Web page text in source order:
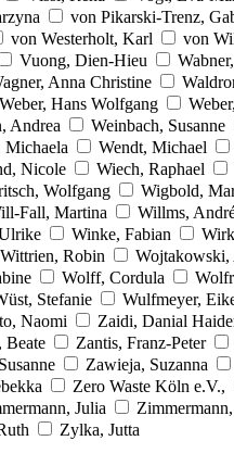
von Pikarski-Trenz,
von Westerholt, Karl
von
Vuong, Dien-Hieu
Anna Christine
Weber, Hans Wolfgang
Andrea
Weinbach, Susanne
Michaela Wendt, Michael
Nicole Wiech, Raphael
Wolfgang
Wigbold,
Fall, Martina Willms,
Winke, Fabian
Wittrien, Robin
Wojtakowski,
Wolff, Cordula
Stefanie Wulfmeyer,
Naomi Zaidi, Danial
Beate Zantis, Franz-Peter
Zawieja, Suzanna
Zero Waste Köln e.V.,
Julia
Zylka, Jutta